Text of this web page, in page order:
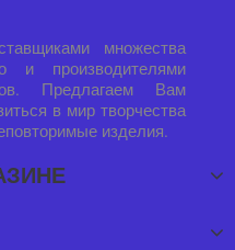
множества
и производителями
Предлагаем Вам
в мир творчества
изделия.